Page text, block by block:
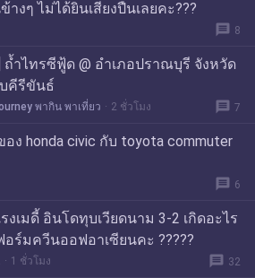
งๆ ไม่ได้ยินเสียงปืนเลยคะ???
message 8
ถ้ำไทรซีฟู้ด @ อำเภอปราณบุรี จังหวัด
คีรีขันธ์
พากิน พาเที่ยว 2 ชั่วโมง message 7
ง honda civic กับ toyota commuter
message 6
งเมดี้ อินโดทุบเวียดนาม 3-2 เกิดอะไร
ร์มควีนออฟอาเซียนคะ ?????
1 ชั่วโมง message 32